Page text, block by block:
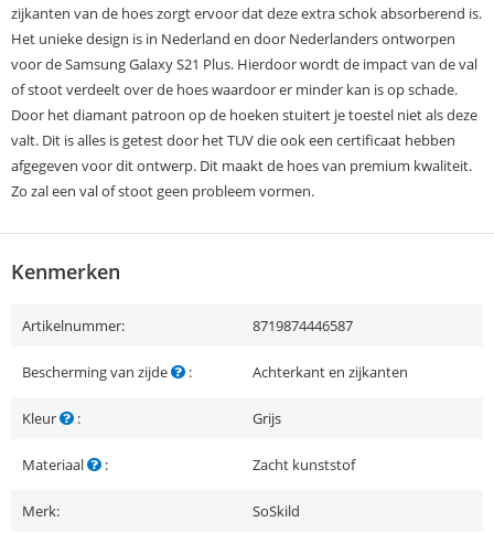
zijkanten van de hoes zorgt ervoor dat deze extra schok absorberend is.
Het unieke design is in Nederland en door Nederlanders ontworpen
voor de Samsung Galaxy S21 Plus. Hierdoor wordt de impact van de val
of stoot verdeelt over de hoes waardoor er minder kan is op schade.
Door het diamant patroon op de hoeken stuitert je toestel niet als deze
valt. Dit is alles is getest door het TUV die ook een certificaat hebben
afgegeven voor dit ontwerp. Dit maakt de hoes van premium kwaliteit.
Zo zal een val of stoot geen probleem vormen.
Kenmerken
Artikelnummer: 8719874446587
Bescherming van zijde : Achterkant en zijkanten
Kleur : Grijs
Materiaal : Zacht kunststof
Merk: SoSkild